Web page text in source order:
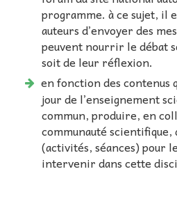
programme. à ce sujet, il
auteurs d’envoyer des
peuvent nourrir le débat
soit de leur réflexion.
en fonction des contenus
jour de l’enseignement
commun, produire, en
communauté scientifique,
(activités, séances) pour
intervenir dans cette